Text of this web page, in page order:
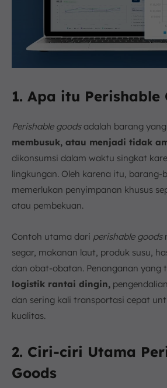
1. Apa itu Perishable
Perishable goodsadalah barang yang
membusuk, atau menjadi tidak
dikonsumsi dalam waktu singkat
lingkungan. Oleh karena itu, barang-
memerlukan penyimpanan khusus
atau pembekuan.
Contoh utama dari perishable goods
segar, makanan laut, produk susu,
dan obat-obatan. Penanganan yang
logistik rantai dingin,
dan sering kali transportasi cepat
kualitas.
2. Ciri-ciri Utama
Goods